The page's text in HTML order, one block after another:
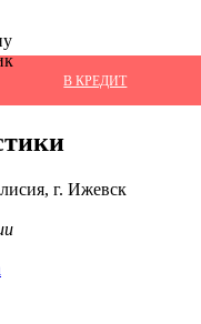
В КРЕДИТ
г. Ижевск